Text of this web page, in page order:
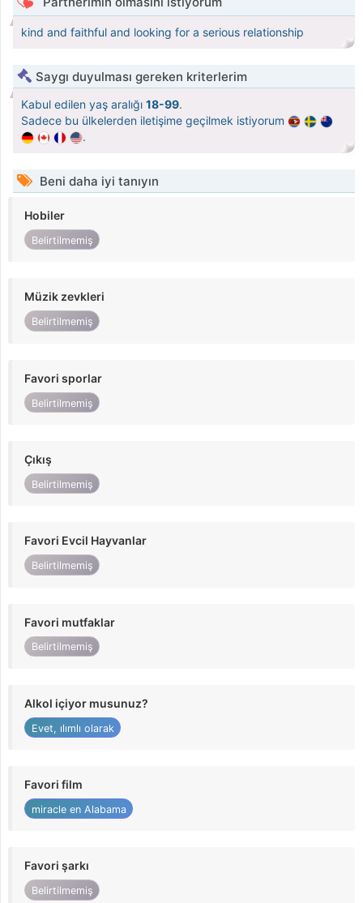
kind and faithful and looking for a serious relationship
Saygı duyulması gereken kriterlerim
Kabul edilen yaş aralığı 18-99.
Sadece bu ülkelerden iletişime geçilmek istiyorum
.
Beni daha iyi tanıyın
Hobiler
Belirtilmemiş
Müzik zevkleri
Belirtilmemiş
Favori sporlar
Belirtilmemiş
Çıkış
Belirtilmemiş
Favori Evcil Hayvanlar
Belirtilmemiş
Favori mutfaklar
Belirtilmemiş
Alkol içiyor musunuz?
Evet, ılımlı olarak
Favori film
miracle en Alabama
Favori şarkı
Belirtilmemiş